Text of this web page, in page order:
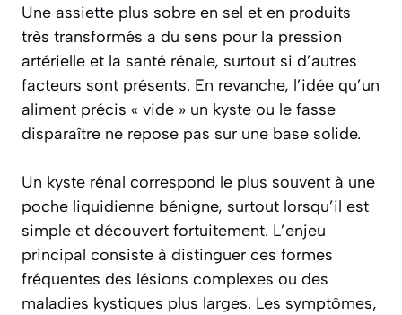
Une assiette plus sobre en sel et en produits
très transformés a du sens pour la pression
artérielle et la santé rénale, surtout si d’autres
facteurs sont présents. En revanche, l’idée qu’un
aliment précis « vide » un kyste ou le fasse
disparaître ne repose pas sur une base solide.
Un kyste rénal correspond le plus souvent à une
poche liquidienne bénigne, surtout lorsqu’il est
simple et découvert fortuitement. L’enjeu
principal consiste à distinguer ces formes
fréquentes des lésions complexes ou des
maladies kystiques plus larges. Les symptômes,